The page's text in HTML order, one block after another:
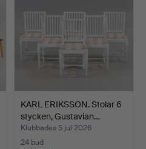
KARL ERIKSSON. Stolar 6
stycken, Gustavian…
Klubbades 5 jul 2026
24 bud